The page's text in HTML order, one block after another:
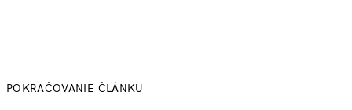
POKRAČOVANIE ČLÁNKU